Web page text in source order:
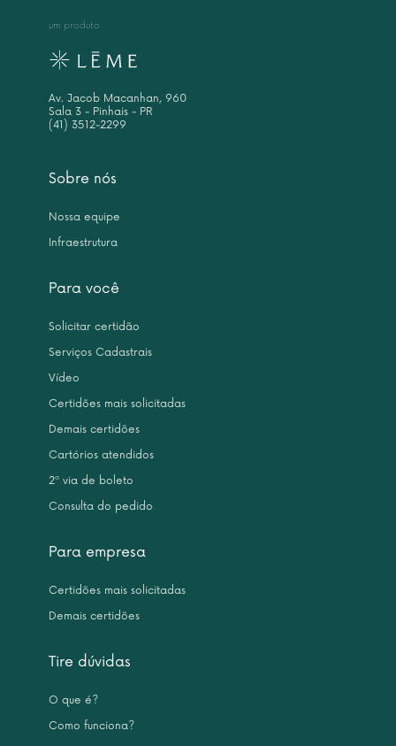
Sobre nós
Nossa equipe
Infraestrutura
Para você
Solicitar certidão
Serviços Cadastrais
Vídeo
Certidões mais solicitadas
Demais certidões
Cartórios atendidos
2ª via de boleto
Consulta do pedido
Para empresa
Certidões mais solicitadas
Demais certidões
Tire dúvidas
O que é?
Como funciona?
um produto
Av. Jacob Macanhan, 960
Sala 3 - Pinhais - PR
(41) 3512-2299